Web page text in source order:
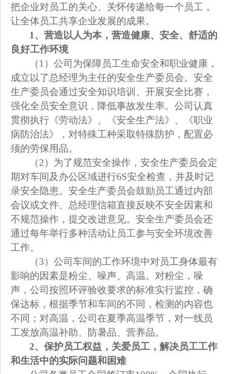
把企业对员工的关心、关怀传递给每一个员工，
让全体员工共享企业发展的成果。
1 、营造以人为本，营造健康、安全、舒适的
良好工作环境
（1）公司为保障员工生命安全和职业健康，
成立以了总经理为主任的安全生产委员会。安全
生产委员会通过安全知识培训、开展安全比赛，
强化全员安全意识，降低事故发生率。公司认真
贯彻执行《劳动法》、《安全生产法》、《职业
病防治法》，对特殊工种采取特殊防护，配置必
须的劳保用品。
（2）为了规范安全操作，安全生产委员会定
期对车间及办公区域进行6S安全检查，并及时记
录安全隐患。安全生产委员会鼓励员工通过内部
会议或文件、总经理信箱直接反映不安全因素和
不规范操作，提交改进意见。安全生产委员会还
通过每年举行多种活动让员工参与安全环境改善
工作。
（3）公司车间的工作环境中对员工身体最有
影响的因素是粉尘、噪声、高温。对粉尘，噪
声，公司按照环评验收要求的标准实行监控，确
保达标，根据季节和车间的不同，检测的内容也
不同；对高温，公司在夏季高温季节，对一线员
工发放高温补助、防暑品、营养品。
2、保护员工权益，关爱员工，解决员工工作
和生活中的实际问题和困难